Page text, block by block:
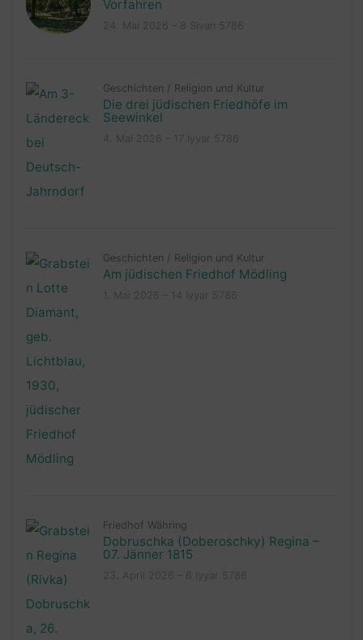
Vorfahren
Geschichten / Religion und Kultur
Die drei jüdischen Friedhöfe im
Seewinkel
Geschichten / Religion und Kultur
Am jüdischen Friedhof Mödling
Friedhof Währing
Dobruschka (Doberoschky) Regina –
07. Jänner 1815